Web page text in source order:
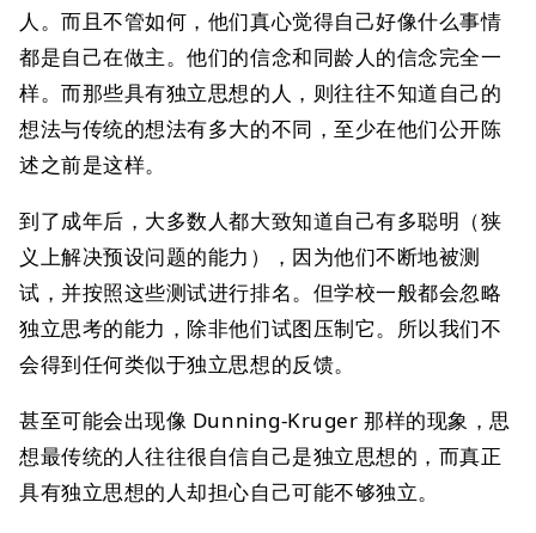
人。而且不管如何，他们真心觉得自己好像什么事情
都是自己在做主。他们的信念和同龄人的信念完全一
样。而那些具有独立思想的人，则往往不知道自己的
想法与传统的想法有多大的不同，至少在他们公开陈
述之前是这样。
到了成年后，大多数人都大致知道自己有多聪明（狭
义上解决预设问题的能力），因为他们不断地被测
试，并按照这些测试进行排名。但学校一般都会忽略
独立思考的能力，除非他们试图压制它。所以我们不
会得到任何类似于独立思想的反馈。
甚至可能会出现像 Dunning-Kruger 那样的现象，思
想最传统的人往往很自信自己是独立思想的，而真正
具有独立思想的人却担心自己可能不够独立。